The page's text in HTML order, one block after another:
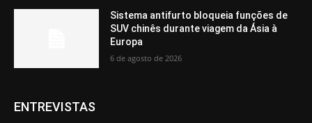
Sistema antifurto bloqueia funções de
SUV chinês durante viagem da Ásia à
Europa
6 de agosto de 2026
ENTREVISTAS